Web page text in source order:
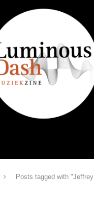
Posts tagged with